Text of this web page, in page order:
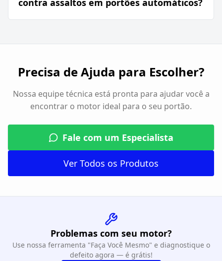
contra assaltos em portões automáticos?
Precisa de Ajuda para Escolher?
Nossa equipe técnica está pronta para ajudar você a
encontrar o motor ideal para o seu portão.
Fale com um Especialista
Ver Todos os Produtos
Problemas com seu motor?
Use nossa ferramenta "Faça Você Mesmo" e diagnostique o
defeito agora — é grátis!